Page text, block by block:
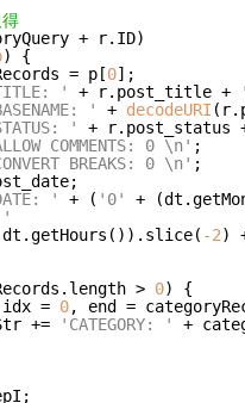
) {
= p[0];
' + r.post_title +
' + decodeURI
' + r.post_status
COMMENTS: 0 \n' ;
BREAKS: 0 \n' ;
' + ( '0' +
-2)
> 0) {
idx = 0, end =
contStr +=
'CATEGORY: ' +